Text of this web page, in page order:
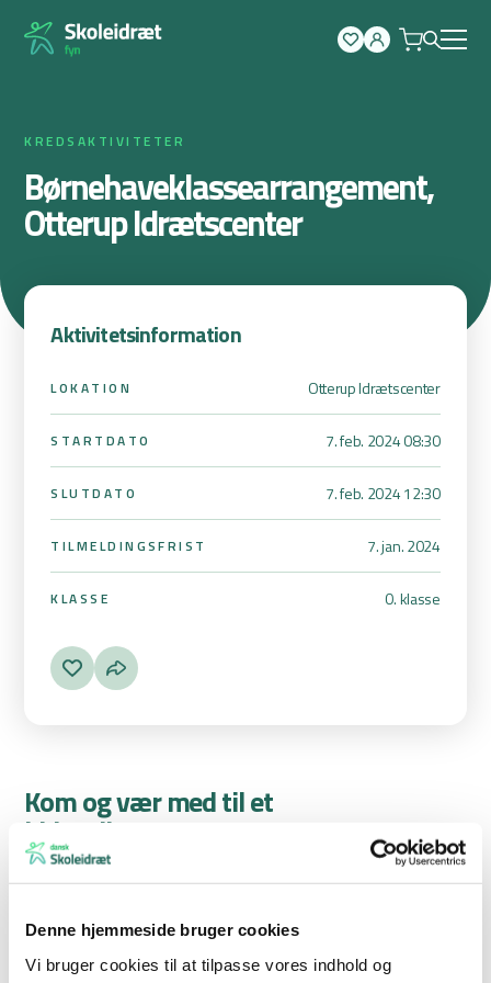
Denne hjemmeside bruger cookies
Vi bruger cookies til at tilpasse vores indhold og
KREDSAKTIVITETER
Børnehaveklassearrangement,
Otterup Idrætscenter
Aktivitetsinformation
LOKATION Otterup Idrætscenter
STARTDATO 7. feb. 2024 08:30
SLUTDATO 7. feb. 2024 12:30
TILMELDINGSFRIST 7. jan. 2024
KLASSE 0. klasse
Kom og vær med til et
kidsvolleystævne.
og piger spille på samme hold.
Kidsvolley Level 1